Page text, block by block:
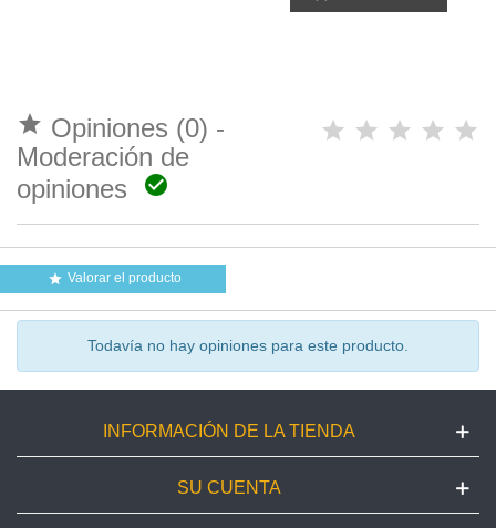
 Opiniones (0) -
Moderación de
opiniones

 Valorar el producto
Todavía no hay opiniones para este producto.
INFORMACIÓN DE LA TIENDA
SU CUENTA